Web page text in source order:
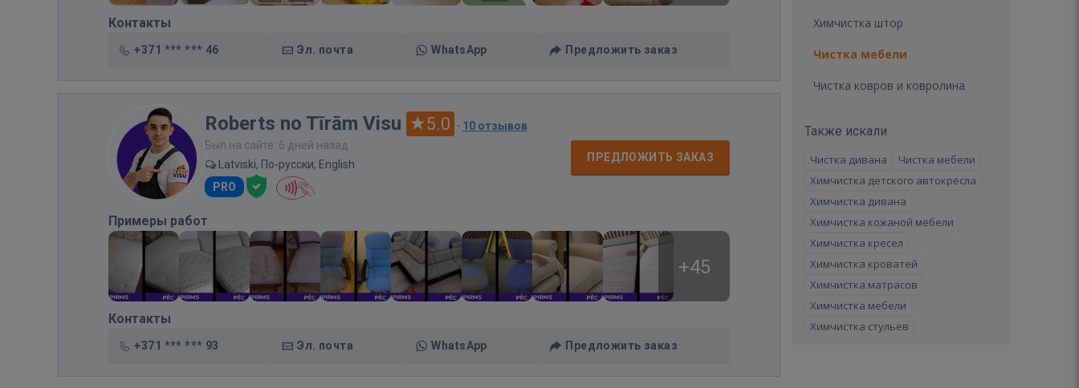
Контакты
+371 *** *** 46 Эл. почта WhatsApp Предложить заказ
Roberts no Tīrām Visu 5.0 · 10 отзывов
Был на сайте: 6 дней назад
Latviski, По-русски, English
PRO
ПРЕДЛОЖИТЬ ЗАКАЗ
Примеры работ
+45
Контакты
+371 *** *** 93 Эл. почта WhatsApp Предложить заказ
Химчистка штор
Чистка мебели
Чистка ковров и ковролина
Также искали
Чистка дивана
Чистка мебели
Химчистка детского автокресла
Химчистка дивана
Химчистка кожаной мебели
Химчистка кресел
Химчистка кроватей
Химчистка матрасов
Химчистка мебели
Химчистка стульев